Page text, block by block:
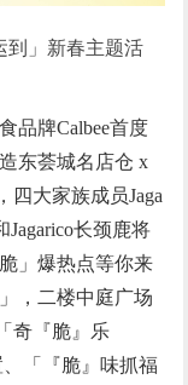
到」新春主题活
品牌Calbee首度
东荟城名店仓 x
四大家族成员Jaga
Jagarico长颈鹿将
」爆热点等你来
，二楼中庭广场
奇『脆』乐
「『脆』味抓福